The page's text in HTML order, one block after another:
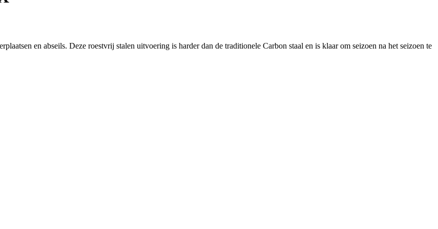
en abseils. Deze roestvrij stalen uitvoering is harder dan de traditionele Carbon staal en is klaar om seizoen na het seizoen te